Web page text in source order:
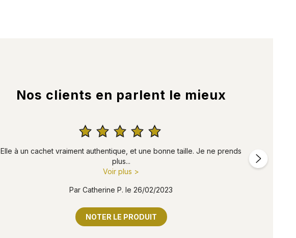
Nos clients en parlent le mieux
    
Elle à un cachet vraiment authentique, et une bonne taille. Je ne prends
plus...
Voir plus >
Par Catherine P. le 26/02/2023
NOTER LE PRODUIT